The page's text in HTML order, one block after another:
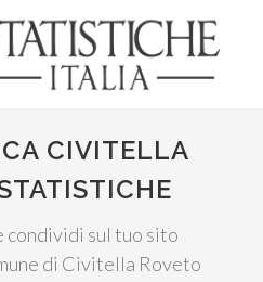
CIVITELLA
condividi sul tuo sito
di Civitella Roveto